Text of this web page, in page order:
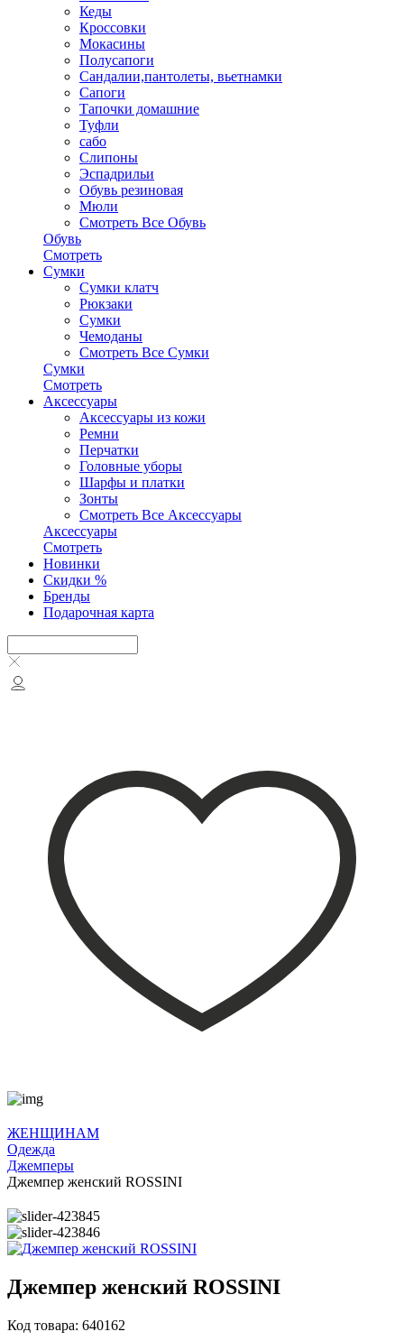
Кеды
Кроссовки
Мокасины
Полусапоги
Сандалии,пантолеты, вьетнамки
Сапоги
Тапочки домашние
Туфли
сабо
Слипоны
Эспадрильи
Обувь резиновая
Мюли
Смотреть Все Обувь
Обувь
Смотреть
Сумки
Сумки клатч
Рюкзаки
Сумки
Чемоданы
Смотреть Все Сумки
Сумки
Смотреть
Аксессуары
Аксессуары из кожи
Ремни
Перчатки
Головные уборы
Шарфы и платки
Зонты
Смотреть Все Аксессуары
Аксессуары
Смотреть
Новинки
Скидки %
Бренды
Подарочная карта
ЖЕНЩИНАМ
Одежда
Джемперы
Джемпер женский ROSSINI
Джемпер женский ROSSINI
Код товара: 640162